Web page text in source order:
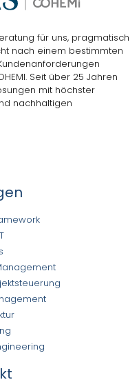
für uns, pragmatisch
nach einem bestimmten
. Seit über 25 Jahren
mit höchster
nachhaltigen